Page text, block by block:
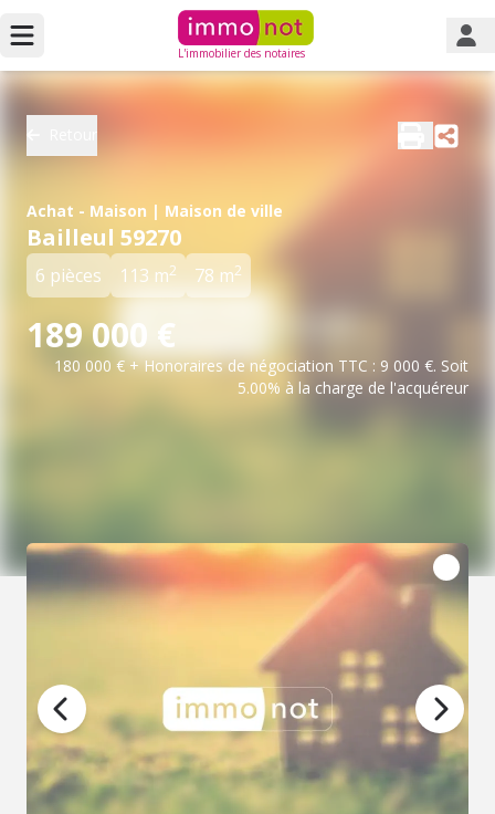
L'immobilier des notaires
Achat - Maison | Maison de ville
Bailleul 59270
6 pièces 113 m2 78 m2
189 000 €
180 000 € + Honoraires de négociation TTC : 9 000 €. Soit
5.00% à la charge de l'acquéreur